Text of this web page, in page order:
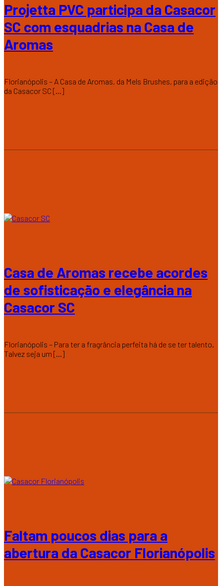
Projetta PVC participa da Casacor
SC com esquadrias na Casa de
Aromas
Florianópolis – A Casa de Aromas, da Mels Brushes, para a edição
da Casacor SC [...]
Casa de Aromas recebe acordes
de sofisticação e elegância na
Casacor SC
Florianópolis – Para ter a fragrância perfeita há de se ter talento.
Talvez seja um [...]
Faltam poucos dias para a
abertura da Casacor Florianópolis